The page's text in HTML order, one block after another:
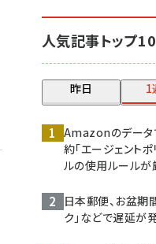
人気記事トップ10
昨日 1
Amazonのデータ
約「エージェント
ルの使用ルールが
日本郵便、お盆期
ク」などで遅延が